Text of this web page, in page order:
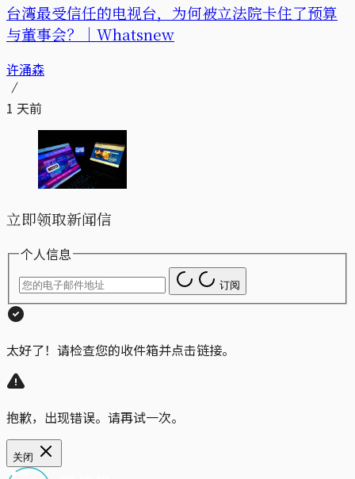
台湾最受信任的电视台，为何被立法院卡住了预算
与董事会？｜Whatsnew
许涌森
1 天前
立即领取新闻信
个人信息
订阅
太好了！请检查您的收件箱并点击链接。
抱歉，出现错误。请再试一次。
关闭